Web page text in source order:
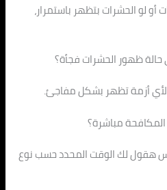
لو الحشرات بتظهر باستمرار،
ظهور الحشرات فجأة؟
لأي أزمة تظهر بشكل مفاجئ.
مباشرة؟
هقول لك الوقت المحدد حسب نوع